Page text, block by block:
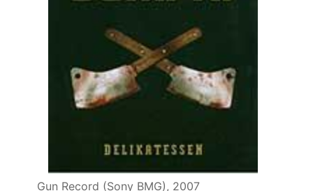
Gun Record (Sony BMG), 2007